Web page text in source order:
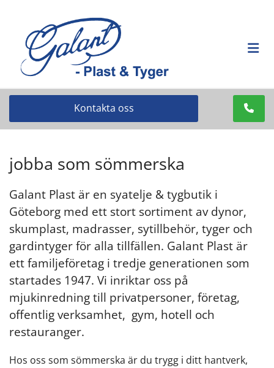
Kontakta oss
jobba som sömmerska
Galant Plast är en syatelje & tygbutik i
Göteborg med ett stort sortiment av dynor,
skumplast, madrasser, sytillbehör, tyger och
gardintyger för alla tillfällen. Galant Plast är
ett familjeföretag i tredje generationen som
startades 1947. Vi inriktar oss på
mjukinredning till privatpersoner, företag,
offentlig verksamhet, gym, hotell och
restauranger.
Hos oss som sömmerska är du trygg i ditt hantverk,